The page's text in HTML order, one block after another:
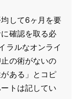
して6ヶ月を要
確認を取る必
ラルなオンライ
の術がないの
ある」とコピ
トは記してい